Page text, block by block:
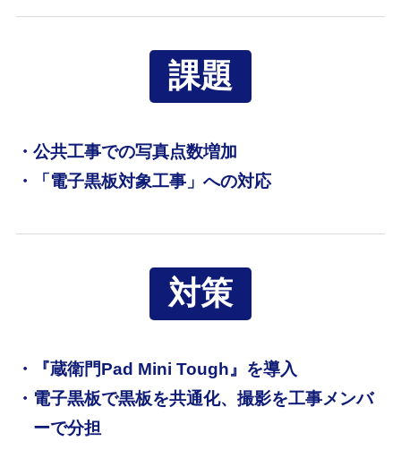
課題
・公共工事での写真点数増加
・「電子黒板対象工事」への対応
対策
・『蔵衛門Pad Mini Tough』を導入
・電子黒板で黒板を共通化、撮影を工事メンバ
ーで分担